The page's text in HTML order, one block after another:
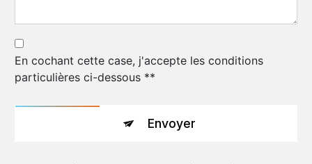
En cochant cette case, j'accepte les conditions
particulières ci-dessous **
Envoyer